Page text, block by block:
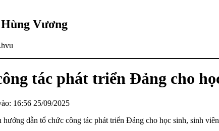
Vương
tác phát triển Đảng cho
16:56 25/09/2025
dẫn tổ chức công tác phát triển Đảng cho học sinh, sinh